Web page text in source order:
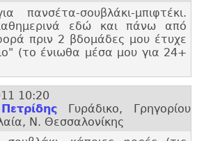
πανσέτα-σουβλάκι-μπιφτέκι.
εδώ και πάνω από
πριν 2 βδομάδες μου έτυχε
(το ένιωθα μέσα μου για 24+
10:20
Πετρίδης Γυράδικο, Γρηγορίου
Ν. Θεσσαλονίκης